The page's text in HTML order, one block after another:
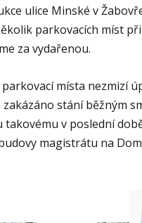
ulice Minské v
parkovacích míst
za vydařenou.
parkovací místa nezmizí
zakázáno stání běžným
takovému v poslední
magistrátu na